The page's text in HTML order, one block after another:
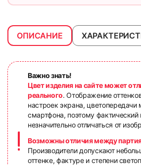
ОПИСАНИЕ
Важно знать!
Цвет изделия на сайте может
реального. Отображение
настроек экрана, цветопередачи
смартфона, поэтому
незначительно отличаться от
Возможны отличия между
Производители допускают
оттенке, фактуре и степени